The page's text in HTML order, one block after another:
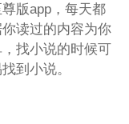
版app，每天都
读过的内容为你
找小说的时候可
到小说。